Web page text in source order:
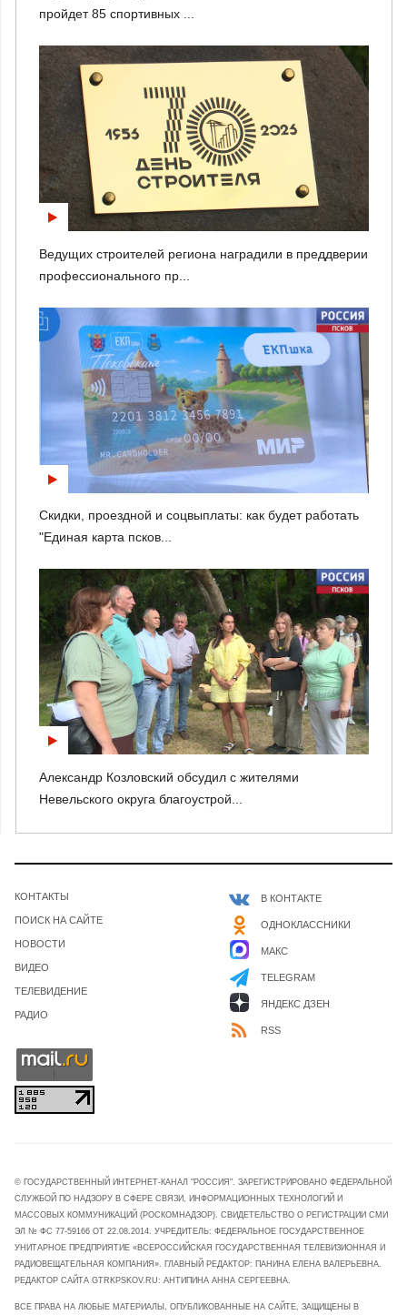
пройдет 85 спортивных ...
Ведущих строителей региона наградили в преддверии
профессионального пр...
Скидки, проездной и соцвыплаты: как будет работать
"Единая карта псков...
Александр Козловский обсудил с жителями
Невельского округа благоустрой...
КОНТАКТЫ
ПОИСК НА САЙТЕ
НОВОСТИ
ВИДЕО
ТЕЛЕВИДЕНИЕ
РАДИО
В КОНТАКТЕ
ОДНОКЛАССНИКИ
МАКС
TELEGRAM
ЯНДЕКС ДЗЕН
RSS
© ГОСУДАРСТВЕННЫЙ ИНТЕРНЕТ-КАНАЛ "РОССИЯ". ЗАРЕГИСТРИРОВАНО ФЕДЕРАЛЬНОЙ
СЛУЖБОЙ ПО НАДЗОРУ В СФЕРЕ СВЯЗИ, ИНФОРМАЦИОННЫХ ТЕХНОЛОГИЙ И
МАССОВЫХ КОММУНИКАЦИЙ (РОСКОМНАДЗОР). СВИДЕТЕЛЬСТВО О РЕГИСТРАЦИИ СМИ
ЭЛ № ФС 77-59166 ОТ 22.08.2014. УЧРЕДИТЕЛЬ: ФЕДЕРАЛЬНОЕ ГОСУДАРСТВЕННОЕ
УНИТАРНОЕ ПРЕДПРИЯТИЕ «ВСЕРОССИЙСКАЯ ГОСУДАРСТВЕННАЯ ТЕЛЕВИЗИОННАЯ И
РАДИОВЕЩАТЕЛЬНАЯ КОМПАНИЯ». ГЛАВНЫЙ РЕДАКТОР: ПАНИНА ЕЛЕНА ВАЛЕРЬЕВНА.
РЕДАКТОР САЙТА GTRKPSKOV.RU: АНТИПИНА АННА СЕРГЕЕВНА.
ВСЕ ПРАВА НА ЛЮБЫЕ МАТЕРИАЛЫ, ОПУБЛИКОВАННЫЕ НА САЙТЕ, ЗАЩИЩЕНЫ В